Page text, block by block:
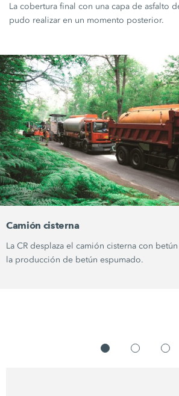
La cobertura final con una capa de asfalto
pudo realizar en un momento posterior.
Camión cisterna
La CR desplaza el camión cisterna con
la producción de betún espumado.